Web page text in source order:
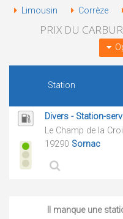
Limousin Corrèze
PRIX DU
Station
Divers - Station-
Le Champ de la
19290 Sornac
Il manque une